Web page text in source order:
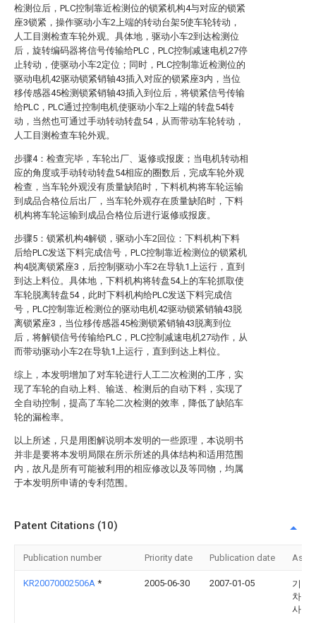
检测位后，PLC控制靠近检测位的锁紧机构4与对应的锁紧
座3锁紧，操作驱动小车2上端的转动台架5使车轮转动，
人工目测检查车轮外观。具体地，驱动小车2到达检测位
后，旋转编码器将信号传输给PLC，PLC控制减速电机27停
止转动，使驱动小车2定位；同时，PLC控制靠近检测位的
驱动电机42驱动锁紧销轴43插入对应的锁紧座3内，当位
移传感器45检测锁紧销轴43插入到位后，将锁紧信号传输
给PLC，PLC通过控制电机使驱动小车2上端的转盘54转
动，当然也可通过手动转动转盘54，从而带动车轮转动，
人工目测检查车轮外观。
步骤4：检查完毕，车轮出厂、返修或报废；当电机转动相
应的角度或手动转动转盘54相应的圈数后，完成车轮外观
检查，当车轮外观没有质量缺陷时，下料机构将车轮运输
到成品合格位后出厂，当车轮外观存在质量缺陷时，下料
机构将车轮运输到成品合格位后进行返修或报废。
步骤5：锁紧机构4解锁，驱动小车2回位：下料机构下料
后给PLC发送下料完成信号，PLC控制靠近检测位的锁紧机
构4脱离锁紧座3，后控制驱动小车2在导轨1上运行，直到
到达上料位。具体地，下料机构将转盘54上的车轮抓取使
车轮脱离转盘54，此时下料机构给PLC发送下料完成信
号，PLC控制靠近检测位的驱动电机42驱动锁紧销轴43脱
离锁紧座3，当位移传感器45检测锁紧销轴43脱离到位
后，将解锁信号传输给PLC，PLC控制减速电机27动作，从
而带动驱动小车2在导轨1上运行，直到到达上料位。
综上，本发明增加了对车轮进行人工二次检测的工序，实
现了车轮的自动上料、输送、检测后的自动下料，实现了
全自动控制，提高了车轮二次检测的效率，降低了缺陷车
轮的漏检率。
以上所述，只是用图解说明本发明的一些原理，本说明书
并非是要将本发明局限在所示所述的具体结构和适用范围
内，故凡是所有可能被利用的相应修改以及等同物，均属
于本发明所申请的专利范围。
Patent Citations (10)
Publication number Priority date Publication date
KR20070002506A * 2005-06-30 2007-01-05
기아
차주
사